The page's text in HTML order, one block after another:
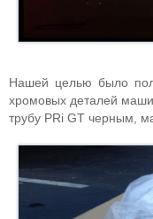
Нашей целью было
хромовых деталей
трубу PRi GT черным,